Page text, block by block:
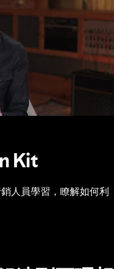
Kit
人員學習，瞭解如何利